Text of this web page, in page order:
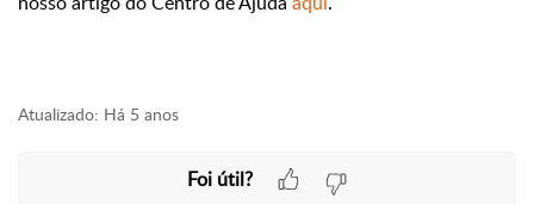
Atualizado: Há 5 anos
Foi útil?